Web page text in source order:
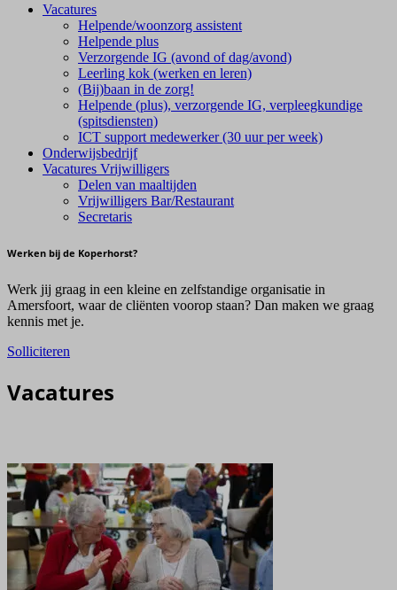
Vacatures
Helpende/woonzorg assistent
Helpende plus
Verzorgende IG (avond of dag/avond)
Leerling kok (werken en leren)
(Bij)baan in de zorg!
Helpende (plus), verzorgende IG, verpleegkundige
(spitsdiensten)
ICT support medewerker (30 uur per week)
Onderwijsbedrijf
Vacatures Vrijwilligers
Delen van maaltijden
Vrijwilligers Bar/Restaurant
Secretaris
Werken bij de Koperhorst?
Werk jij graag in een kleine en zelfstandige organisatie in
Amersfoort, waar de cliënten voorop staan? Dan maken we graag
kennis met je.
Solliciteren
Vacatures